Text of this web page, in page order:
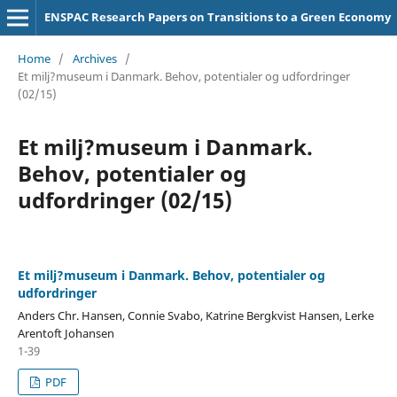
ENSPAC Research Papers on Transitions to a Green Economy
Home / Archives /
Et milj?museum i Danmark. Behov, potentialer og udfordringer
(02/15)
Et milj?museum i Danmark.
Behov, potentialer og
udfordringer (02/15)
Et milj?museum i Danmark. Behov, potentialer og
udfordringer
Anders Chr. Hansen, Connie Svabo, Katrine Bergkvist Hansen, Lerke
Arentoft Johansen
1-39
PDF